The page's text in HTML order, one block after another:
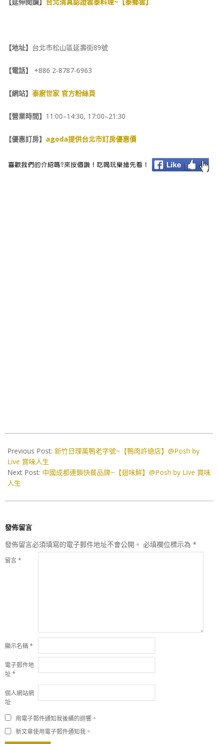
【地址】 台北市松山區延壽街89號
【電話】 +886 2-8787-6963
【網站】 泰廚世家 官方粉絲頁
【營業時間】 11:00–14:30, 17:00–21:30
【優惠訂房】 agoda提供台北市訂房優惠價
05-
09
Previous Post: 新竹日理萬鴨老字號~【鴨肉許總店】@Posh by
Live 賞味人生
Next Post: 中國成都連鎖快餐品牌~【翅味鮮】@Posh by Live 賞味
人生
發佈留言
發佈留言必須填寫的電子郵件地址不會公開。 必填欄位標示為 *
留言*
顯示名稱*
電子郵件地
址*
個人網站網
址
用電子郵件通知我後續的迴響。
新文章使用電子郵件通知我。